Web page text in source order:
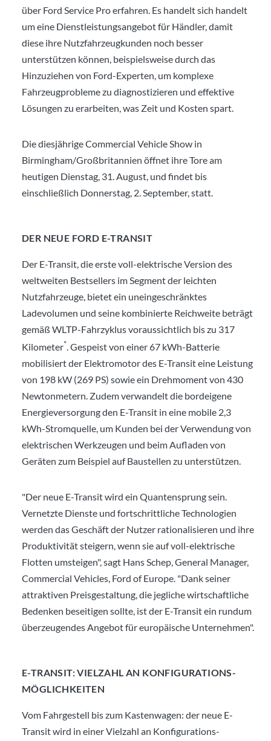
über Ford Service Pro erfahren. Es handelt sich handelt
um eine Dienstleistungsangebot für Händler, damit
diese ihre Nutzfahrzeugkunden noch besser
unterstützen können, beispielsweise durch das
Hinzuziehen von Ford-Experten, um komplexe
Fahrzeugprobleme zu diagnostizieren und effektive
Lösungen zu erarbeiten, was Zeit und Kosten spart.
Die diesjährige Commercial Vehicle Show in
Birmingham/Großbritannien öffnet ihre Tore am
heutigen Dienstag, 31. August, und findet bis
einschließlich Donnerstag, 2. September, statt.
DER NEUE FORD E-TRANSIT
Der E-Transit, die erste voll-elektrische Version des
weltweiten Bestsellers im Segment der leichten
Nutzfahrzeuge, bietet ein uneingeschränktes
Ladevolumen und seine kombinierte Reichweite beträgt
gemäß WLTP-Fahrzyklus voraussichtlich bis zu 317
Kilometer*. Gespeist von einer 67 kWh-Batterie
mobilisiert der Elektromotor des E-Transit eine Leistung
von 198 kW (269 PS) sowie ein Drehmoment von 430
Newtonmetern. Zudem verwandelt die bordeigene
Energieversorgung den E-Transit in eine mobile 2,3
kWh-Stromquelle, um Kunden bei der Verwendung von
elektrischen Werkzeugen und beim Aufladen von
Geräten zum Beispiel auf Baustellen zu unterstützen.
"Der neue E-Transit wird ein Quantensprung sein.
Vernetzte Dienste und fortschrittliche Technologien
werden das Geschäft der Nutzer rationalisieren und ihre
Produktivität steigern, wenn sie auf voll-elektrische
Flotten umsteigen", sagt Hans Schep, General Manager,
Commercial Vehicles, Ford of Europe. "Dank seiner
attraktiven Preisgestaltung, die jegliche wirtschaftliche
Bedenken beseitigen sollte, ist der E-Transit ein rundum
überzeugendes Angebot für europäische Unternehmen".
E-TRANSIT: VIELZAHL AN KONFIGURATIONS-
MÖGLICHKEITEN
Vom Fahrgestell bis zum Kastenwagen: der neue E-
Transit wird in einer Vielzahl an Konfigurations-